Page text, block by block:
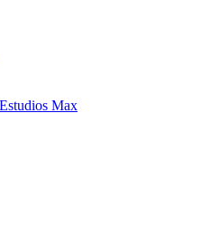
Estudios Max